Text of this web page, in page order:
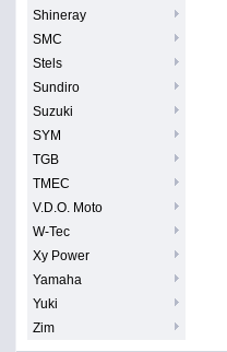
Shineray
SMC
Stels
Sundiro
Suzuki
SYM
TGB
TMEC
V.D.O. Moto
W-Tec
Xy Power
Yamaha
Yuki
Zim